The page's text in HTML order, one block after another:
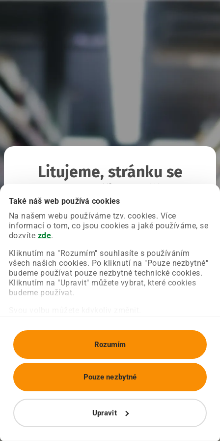
Také náš web používá cookies
Na našem webu používáme tzv. cookies. Více
informací o tom, co jsou cookies a jaké používáme, se
dozvíte zde.
Kliknutím na "Rozumím" souhlasíte s používáním
všech našich cookies. Po kliknutí na "Pouze nezbytné"
budeme používat pouze nezbytné technické cookies.
Kliknutím na "Upravit" můžete vybrat, které cookies
budeme používat.
Rozumím
Upravit
Pouze nezbytné
Litujeme, stránku se
Chyba nastala na naší straně a už ji opravujeme.
Zkuste prosím znovu načíst požadovanou stránku.
Obnovit stránku Úvodní strana